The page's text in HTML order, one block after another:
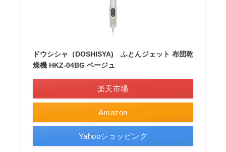
ドウシシャ（DOSHISYA) ふとんジェット 布団乾
燥機 HKZ-04BG ベージュ
Amazon
楽天市場
Yahooショッピング